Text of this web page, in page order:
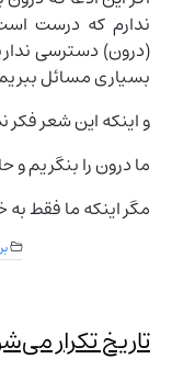
ندارم که درست
(درون) دسترسی
بسیاری مسائل
و اینکه این شعر
ما درون را بنگریم و
مگر اینکه ما فقط
تاریخ تکرار